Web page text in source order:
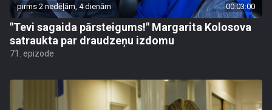
pirms 2 nedēļām, 4 dienām 00:03:00
"Tevi sagaida pārsteigums!" Margarita Kolosova
satraukta par draudzeņu izdomu
71. epizode